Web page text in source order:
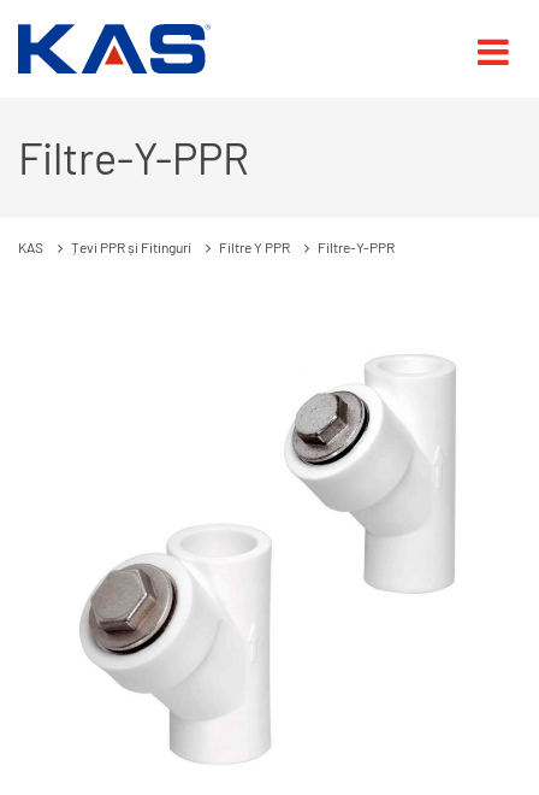
Filtre-Y-PPR
KAS Țevi PPR și Fitinguri Filtre Y PPR Filtre-Y-PPR